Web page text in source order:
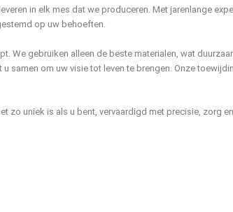
in elk mes dat we produceren. Met jarenlange
op uw behoeften.
We gebruiken alleen de beste materialen, wat
om uw visie tot leven te brengen. Onze
zo uniek is als u bent, vervaardigd met precisie, zorg